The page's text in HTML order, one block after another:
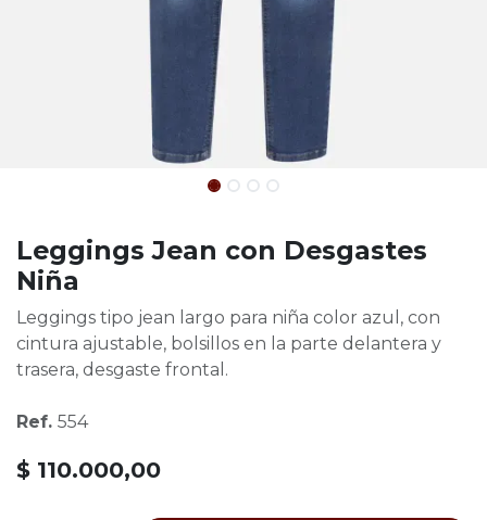
Leggings Jean con Desgastes
Niña
Leggings tipo jean largo para niña color azul, con
cintura ajustable, bolsillos en la parte delantera y
trasera, desgaste frontal.
Ref. 554
$ 110.000,00